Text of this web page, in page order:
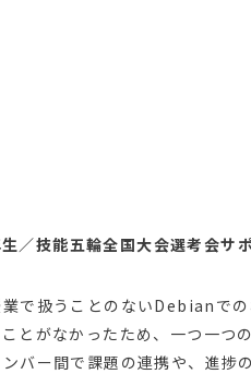
／技能五輪全国大会選考会サポ
で扱うことのないDebianで
とがなかったため、一つ一つ
バー間で課題の連携や、進捗